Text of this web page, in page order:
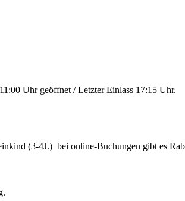
11:00 Uhr geöffnet / Letzter Einlass
(3-4J.) bei online-Buchungen gibt es